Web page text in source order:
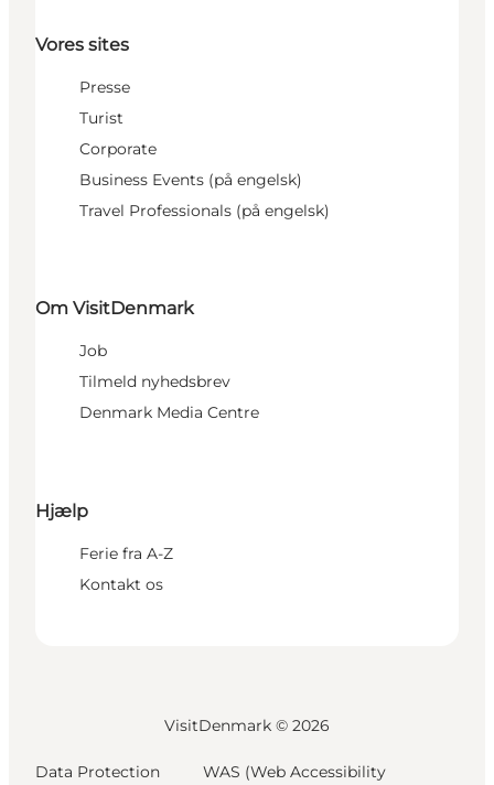
Vores sites
Presse
Turist
Corporate
Business Events (på engelsk)
Travel Professionals (på engelsk)
Om VisitDenmark
Job
Tilmeld nyhedsbrev
Denmark Media Centre
Hjælp
Ferie fra A-Z
Kontakt os
VisitDenmark © 2026
Data Protection
WAS (Web Accessibility